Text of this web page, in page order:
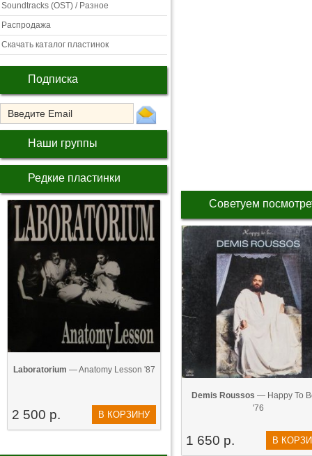
Soundtracks (OST) / Разное
Распродажа
Скачать каталог пластинок
Подписка
Наши группы
Редкие пластинки
Laboratorium — Anatomy Lesson '87
2 500 р. В КОРЗИНУ
Советуем
Demis Roussos — Happy To
'76
1 650 р. В